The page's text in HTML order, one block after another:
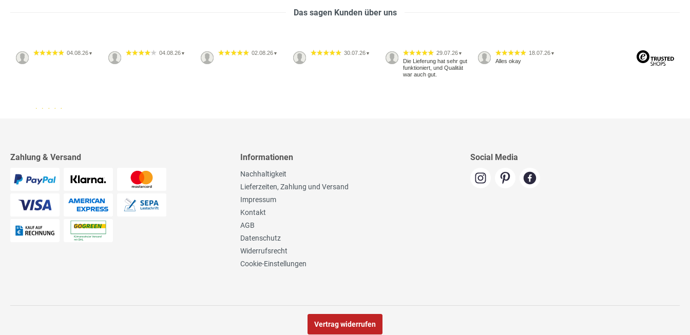
Das sagen Kunden über uns
04.08.26 ▼ 04.08.26 ▼ 02.08.26 ▼ 30.07.26 ▼ 29.07.26 ▼
Die Lieferung hat sehr gut
funktioniert, und Qualität
war auch gut.
18.07.26 ▼
Alles okay
Zahlung & Versand Informationen
Nachhaltigkeit
Lieferzeiten, Zahlung und Versand
Impressum
Kontakt
AGB
Datenschutz
Widerrufsrecht
Cookie-Einstellungen
Social Media
Vertrag widerrufen